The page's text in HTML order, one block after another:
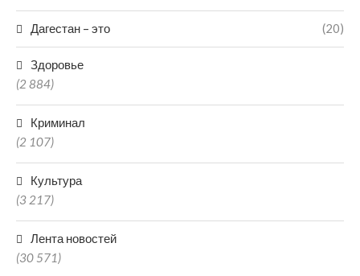
Дагестан – это (20)
Здоровье
(2 884)
Криминал
(2 107)
Культура
(3 217)
Лента новостей
(30 571)